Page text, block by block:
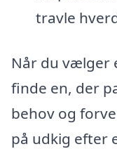
travle
Når du vælger
finde en, der
behov og
på udkig efter